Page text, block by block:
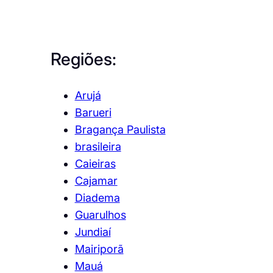
Regiões:
Arujá
Barueri
Bragança Paulista
brasileira
Caieiras
Cajamar
Diadema
Guarulhos
Jundiaí
Mairiporã
Mauá